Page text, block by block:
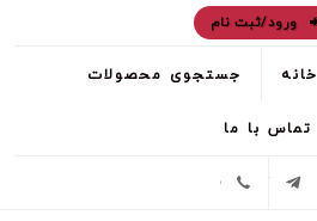
ورود/ثبت نام
خانه جستجوی محصولات
تماس با ما
تلگرام